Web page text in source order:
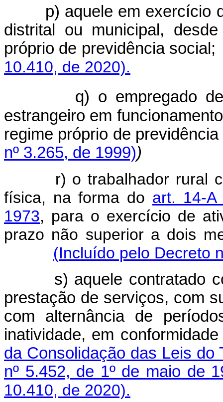
p) aquele em exercício
distrital ou municipal,
próprio de previdência
10.410, de 2020).
q) o empregado
estrangeiro em
regime próprio de
nº 3.265, de 1999))
r) o trabalhador rural
física, na forma do art. 14-
1973, para o exercício de
prazo não superior a dois
(Incluído pelo Decreto
s) aquele contratado
prestação de serviços, com
com alternância de
inatividade, em
da Consolidação das Leis do
nº 5.452, de 1º de maio de
10.410, de 2020).